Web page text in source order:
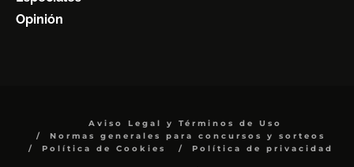
Opinión
Aviso Legal y Términos de Uso
Normas generales para concursos y sorteos
Política de Cookies
Política de privacidad